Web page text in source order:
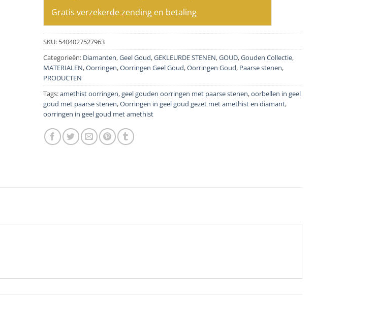
Gratis verzekerde zending en betaling
SKU: 5404027527963
Categorieën: Diamanten,Geel Goud,GEKLEURDE STENEN,GOUD,Gouden Collectie,
MATERIALEN,Oorringen,Oorringen Geel Goud,Oorringen Goud, Paarse stenen,
PRODUCTEN
Tags:amethist oorringen,geel gouden oorringen met paarse stenen,oorbellen in geel
goud met paarse stenen,Oorringen in geel goud gezet met amethist en diamant,
oorringen in geel goud met amethist